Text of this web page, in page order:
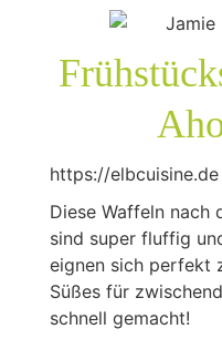
https://elbcuisine.de
Diese Waffeln nach
sind super fluffig
eignen sich perfekt
Süßes für
schnell gemacht!